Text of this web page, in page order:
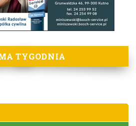
TYGODNIA